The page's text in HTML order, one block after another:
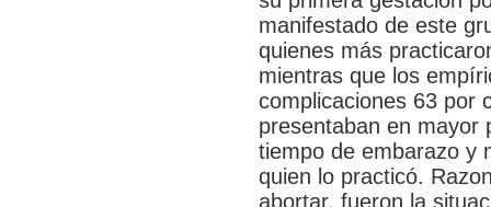
manifestado de este
quienes más
mientras que los
complicaciones 63 por
presentaban en mayor
tiempo de embarazo y
quien lo practicó.
abortar, fueron la